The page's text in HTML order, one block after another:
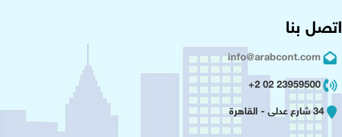
اتصل بنا
info@arabcont.com
23959500 02 2+
34 شارع عدلى - القاهرة